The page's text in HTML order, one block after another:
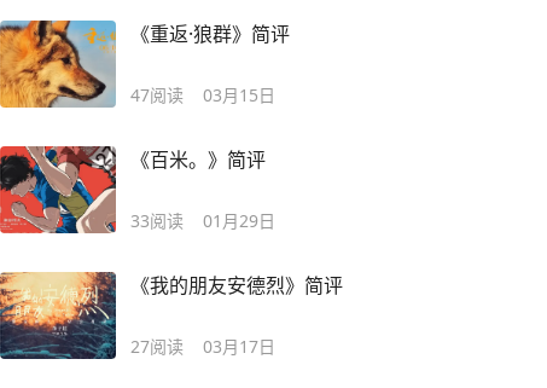
《重返·狼群》简评
47阅读 03月15日
《百米。》简评
33阅读 01月29日
《我的朋友安德烈》简评
27阅读 03月17日